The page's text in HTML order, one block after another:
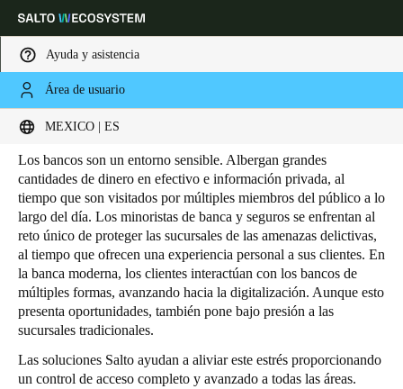
Ayuda y asistencia
Área de usuario
MEXICO | ES
Elija su ubicación y configuración de idioma
Global Europe North America Caribbean -
Mexico |Español
Mexico
Español
Colombia
Español
HOME INDUSTRIAS
Banca y Seguros
Los bancos son un entorno sensible. Albergan grandes
cantidades de dinero en efectivo e información privada, al
tiempo que son visitados por múltiples miembros del público a lo
largo del día. Los minoristas de banca y seguros se enfrentan al
reto único de proteger las sucursales de las amenazas delictivas,
al tiempo que ofrecen una experiencia personal a sus clientes. En
la banca moderna, los clientes interactúan con los bancos de
múltiples formas, avanzando hacia la digitalización. Aunque esto
presenta oportunidades, también pone bajo presión a las
sucursales tradicionales.
Las soluciones Salto ayudan a aliviar este estrés proporcionando
un control de acceso completo y avanzado a todas las áreas.